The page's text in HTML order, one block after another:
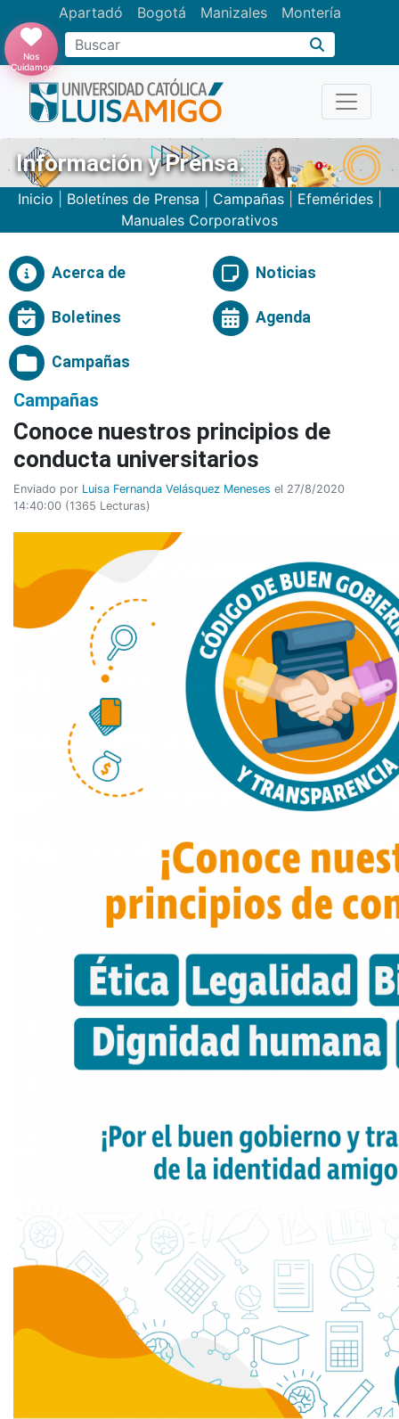
Apartadó Bogotá Manizales Montería
Buscar
Nos
Cuidamos
Información y Prensa.
Inicio Boletínes de Prensa Campañas| Efemérides|
Manuales Corporativos
Acerca de Noticias
Boletines Agenda
Campañas
Campañas
Conoce nuestros principios de
conducta universitarios
Enviado por Luisa Fernanda Velásquez Meneses el 27/8/2020
14:40:00 (1365 Lecturas)